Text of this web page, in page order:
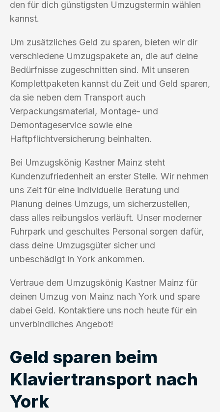
den für dich günstigsten Umzugstermin wählen
kannst.
Um zusätzliches Geld zu sparen, bieten wir dir
verschiedene Umzugspakete an, die auf deine
Bedürfnisse zugeschnitten sind. Mit unseren
Komplettpaketen kannst du Zeit und Geld sparen,
da sie neben dem Transport auch
Verpackungsmaterial, Montage- und
Demontageservice sowie eine
Haftpflichtversicherung beinhalten.
Bei Umzugskönig Kastner Mainz steht
Kundenzufriedenheit an erster Stelle. Wir nehmen
uns Zeit für eine individuelle Beratung und
Planung deines Umzugs, um sicherzustellen,
dass alles reibungslos verläuft. Unser moderner
Fuhrpark und geschultes Personal sorgen dafür,
dass deine Umzugsgüter sicher und
unbeschädigt in York ankommen.
Vertraue dem Umzugskönig Kastner Mainz für
deinen Umzug von Mainz nach York und spare
dabei Geld. Kontaktiere uns noch heute für ein
unverbindliches Angebot!
Geld sparen beim
Klaviertransport nach
York